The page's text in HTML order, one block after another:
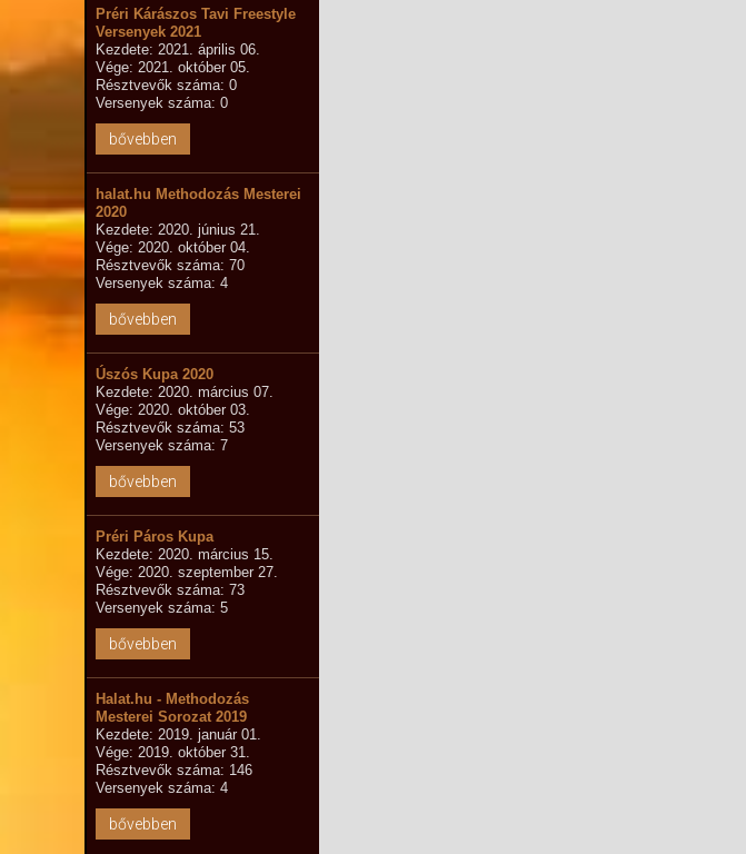
Préri Kárászos Tavi Freestyle
Versenyek 2021
Kezdete: 2021. április 06.
Vége: 2021. október 05.
Résztvevők száma: 0
Versenyek száma: 0
bővebben
halat.hu Methodozás Mesterei
2020
Kezdete: 2020. június 21.
Vége: 2020. október 04.
Résztvevők száma: 70
Versenyek száma: 4
bővebben
Úszós Kupa 2020
Kezdete: 2020. március 07.
Vége: 2020. október 03.
Résztvevők száma: 53
Versenyek száma: 7
bővebben
Préri Páros Kupa
Kezdete: 2020. március 15.
Vége: 2020. szeptember 27.
Résztvevők száma: 73
Versenyek száma: 5
bővebben
Halat.hu - Methodozás
Mesterei Sorozat 2019
Kezdete: 2019. január 01.
Vége: 2019. október 31.
Résztvevők száma: 146
Versenyek száma: 4
bővebben